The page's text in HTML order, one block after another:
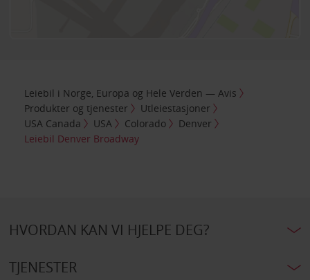
Leiebil i Norge, Europa og Hele Verden — Avis
Produkter og tjenester
Utleiestasjoner
USA Canada
USA Colorado
Denver
Leiebil Denver Broadway
HVORDAN KAN VI HJELPE DEG?
TJENESTER